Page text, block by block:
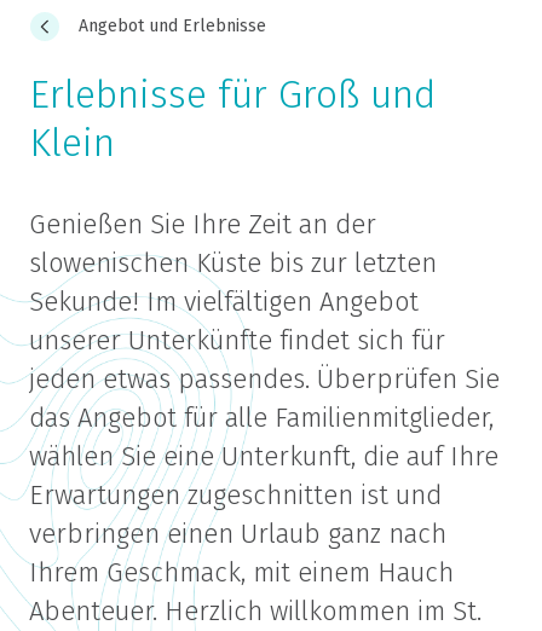
Angebot und Erlebnisse
Erlebnisse für Groß und
Klein
Genießen Sie Ihre Zeit an der
slowenischen Küste bis zur letzten
Sekunde! Im vielfältigen Angebot
unserer Unterkünfte findet sich für
jeden etwas passendes. Überprüfen Sie
das Angebot für alle Familienmitglieder,
wählen Sie eine Unterkunft, die auf Ihre
Erwartungen zugeschnitten ist und
verbringen einen Urlaub ganz nach
Ihrem Geschmack, mit einem Hauch
Abenteuer. Herzlich willkommen im St.